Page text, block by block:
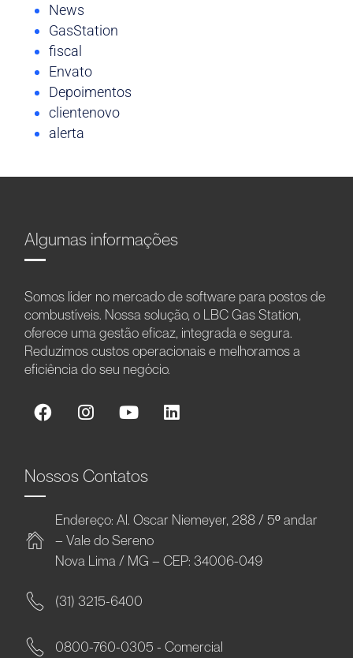
News
GasStation
fiscal
Envato
Depoimentos
clientenovo
alerta
Algumas informações
Somos líder no mercado de software para postos de
combustíveis. Nossa solução, o LBC Gas Station,
oferece uma gestão eficaz, integrada e segura.
Reduzimos custos operacionais e melhoramos a
eficiência do seu negócio.
Nossos Contatos
Endereço: Al. Oscar Niemeyer, 288 / 5º andar
– Vale do Sereno
Nova Lima / MG – CEP: 34006-049
(31) 3215-6400
0800-760-0305 - Comercial